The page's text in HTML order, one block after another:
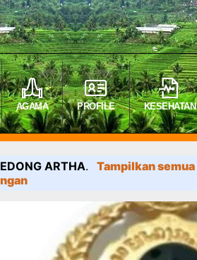
AGAMA PROFILE KESEHATAN
ARTHA.
Tampilkan semua